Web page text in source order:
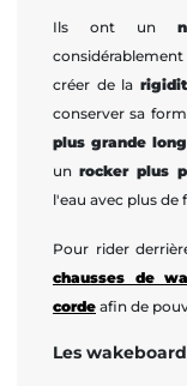
Ils ont un
créer de la
conserver sa
plus grande
un rocker plus
l'eau avec plus de
Pour rider
chausses de
corde afin de
Les